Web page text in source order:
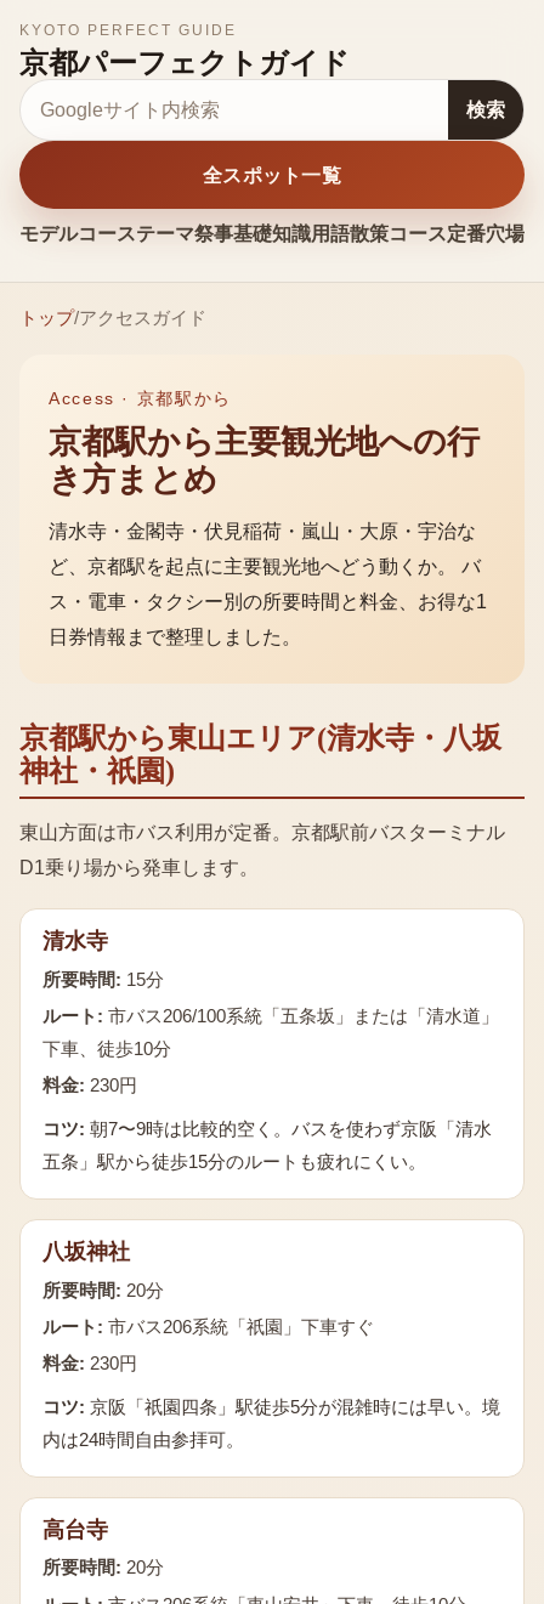
KYOTO PERFECT GUIDE
京都パーフェクトガイド
モデルコーステーマ祭事基礎知識用語散策コース定番穴場
サイト内検索
検索
全スポット一覧
トップ/アクセスガイド
Access · 京都駅から
京都駅から主要観光地への行
き方まとめ
清水寺・金閣寺・伏見稲荷・嵐山・大原・宇治な
ど、京都駅を起点に主要観光地へどう動くか。 バ
ス・電車・タクシー別の所要時間と料金、お得な1
日券情報まで整理しました。
京都駅から東山エリア(清水寺・八坂
神社・祇園)
東山方面は市バス利用が定番。京都駅前バスターミナル
D1乗り場から発車します。
清水寺
所要時間: 15分
ルート: 市バス206/100系統「五条坂」または「清水道」
下車、徒歩10分
料金: 230円
コツ: 朝7〜9時は比較的空く。バスを使わず京阪「清水
五条」駅から徒歩15分のルートも疲れにくい。
八坂神社
所要時間: 20分
ルート: 市バス206系統「祇園」下車すぐ
料金: 230円
コツ: 京阪「祇園四条」駅徒歩5分が混雑時には早い。境
内は24時間自由参拝可。
高台寺
所要時間: 20分